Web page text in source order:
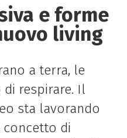
e forme
living
a terra, le
respirare. Il
sta lavorando
di